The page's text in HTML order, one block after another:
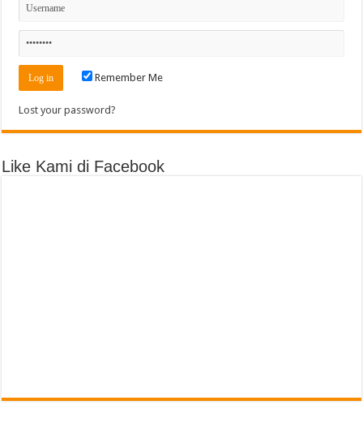
Remember Me
Lost your password?
Like Kami di Facebook